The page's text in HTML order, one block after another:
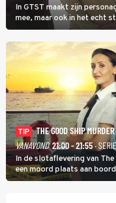
In GTST maakt zijn
mee, maar ook in het echt
vertelt hij in Adieu!
TIP
THE GOOD SHIP MURDER
VANAVOND 21:00 - 21:55· SERIE
In de slotaflevering van
een moord plaats aan
een bemanningslid het